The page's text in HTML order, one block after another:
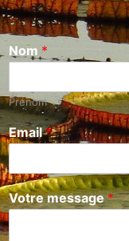
Nom *
Prénom
Email*
Votre message*